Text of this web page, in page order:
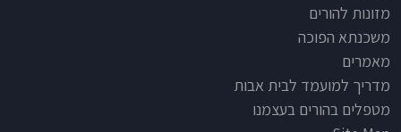
מזונות להורים
משכנתא הפוכה
מאמרים
מדריך למועמד לבית אבות
מטפלים בהורים בעצמנו